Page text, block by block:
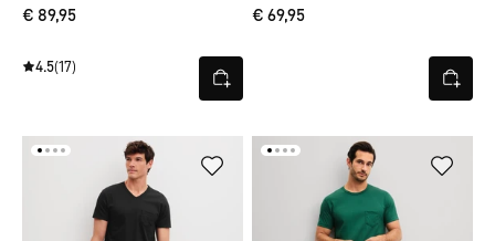
€ 89,95
4.5(17)
€ 69,95